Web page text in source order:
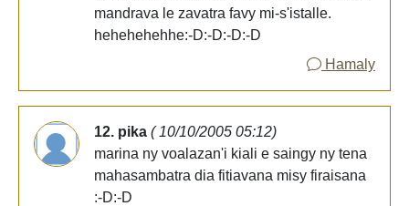
mandrava le zavatra favy mi-s'istalle.
hehehehehhe:-D:-D:-D:-D
Hamaly
12. pika ( 10/10/2005 05:12)
marina ny voalazan'i kiali e saingy ny tena
mahasambatra dia fitiavana misy firaisana
:-D:-D